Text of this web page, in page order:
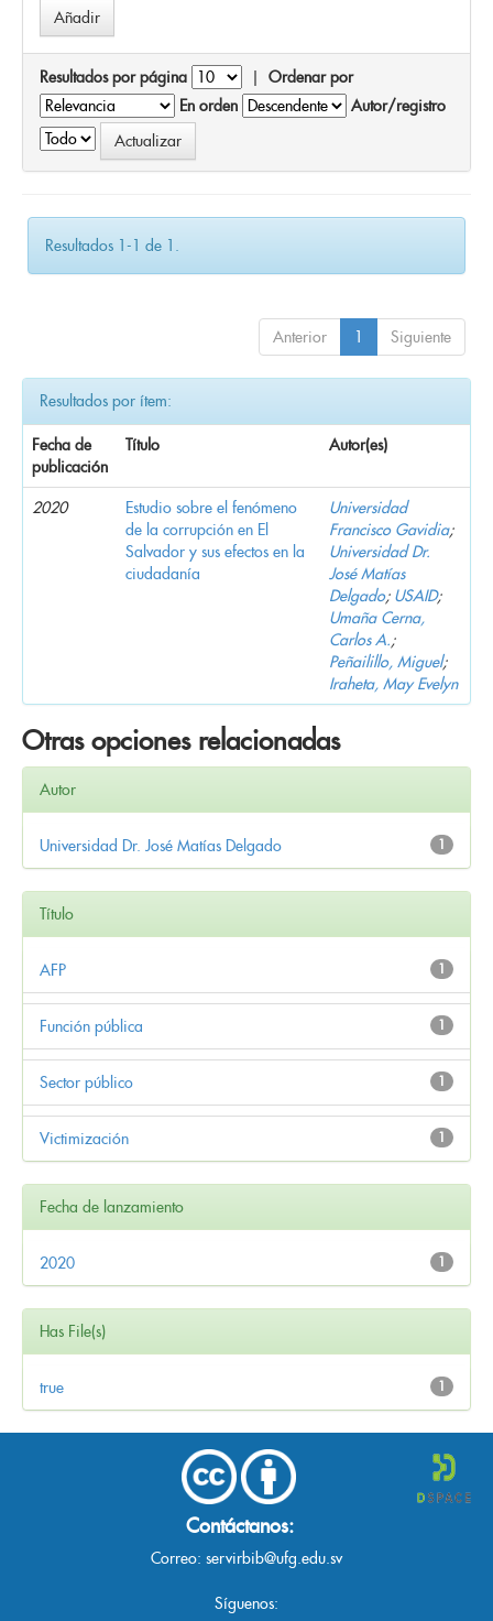
Resultados por página | Ordenar por
En orden
Autor/registro
Resultados 1-1 de 1.
Anterior 1 Siguiente
Resultados por ítem:
Fecha de
publicación
Título Autor(es)
2020
Estudio sobre el fenómeno
de la corrupción en El
Salvador y sus efectos en la
ciudadanía
Universidad
Francisco Gavidia;
Universidad Dr.
José Matías
Delgado; USAID;
Umaña Cerna,
Carlos A.;
Peñailillo, Miguel;
Iraheta, May Evelyn
Otras opciones relacionadas
Autor
1
Universidad Dr. José Matías Delgado
Título
1
AFP
1
Función pública
1
Sector público
1
Victimización
Fecha de lanzamiento
1
2020
Has File(s)
1
true
Contáctanos:
Correo: servirbib@ufg.edu.sv
Síguenos: